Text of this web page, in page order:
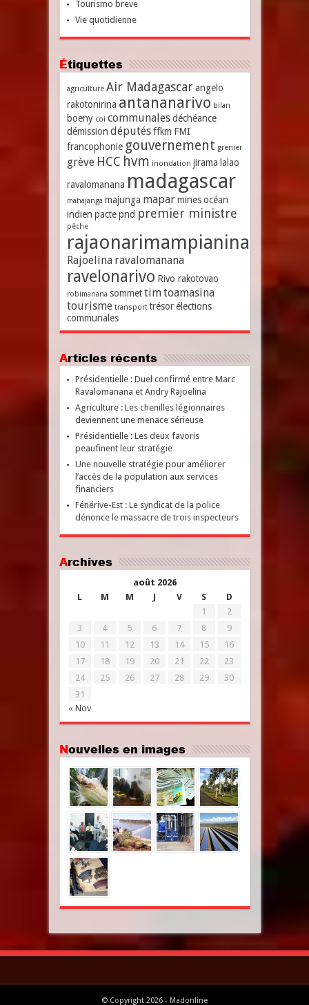
Tourismo breve
Vie quotidienne
Étiquettes
agriculture Air Madagascar angelo
rakotonirina antananarivo bilan
boeny coi communales déchéance
démission députés ffkm FMI
francophonie gouvernement grenier
grève HCC hvm inondation jirama lalao
ravalomanana madagascar
mahajanga majunga mapar mines océan
indien pacte pnd premier ministre
pêche
rajaonarimampianina
Rajoelina ravalomanana
ravelonarivo Rivo rakotovao
robimanana sommet timtoamasina
tourisme transport trésor élections
communales
Articles récents
Présidentielle : Duel confirmé entre Marc
Ravalomanana et Andry Rajoelina
Agriculture : Les chenilles légionnaires
deviennent une menace sérieuse
Présidentielle : Les deux favoris
peaufinent leur stratégie
Une nouvelle stratégie pour améliorer
l’accès de la population aux services
financiers
Fénérive-Est : Le syndicat de la police
dénonce le massacre de trois inspecteurs
Archives
août 2026
L
M M J V S D
« Nov
1
2
3
4 5 6 7 8
9
10
11 12 13 14 15
16
17
18 19 20 21 22
23
24
25 26 27 28 29
30
31
Nouvelles en images
© Copyright 2026 - Madonline